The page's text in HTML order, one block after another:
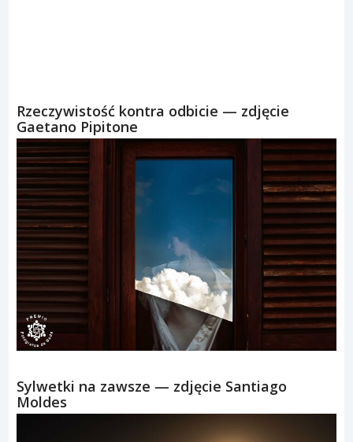
Rzeczywistość kontra odbicie — zdjęcie
Gaetano Pipitone
Sylwetki na zawsze — zdjęcie Santiago
Moldes